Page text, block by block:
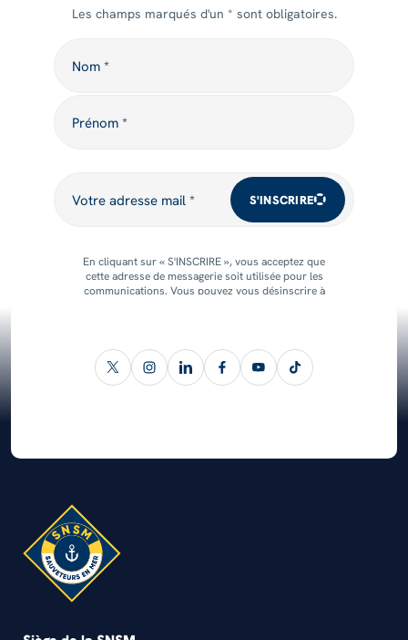
Les champs marqués d'un * sont obligatoires.
Nom *
Prénom *
Votre adresse mail * S'INSCRIRE
En cliquant sur « S'INSCRIRE », vous acceptez que
cette adresse de messagerie soit utilisée pour les
communications. Vous pouvez vous désinscrire à